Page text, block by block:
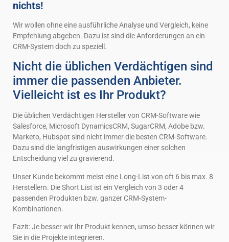
nichts!
Wir wollen ohne eine ausführliche Analyse und Vergleich, keine
Empfehlung abgeben. Dazu ist sind die Anforderungen an ein
CRM-System doch zu speziell.
Nicht die üblichen Verdächtigen sind
immer die passenden Anbieter.
Vielleicht ist es Ihr Produkt?
Die üblichen Verdächtigen Hersteller von CRM-Software wie
Salesforce, Microsoft DynamicsCRM, SugarCRM, Adobe bzw.
Marketo, Hubspot sind nicht immer die besten CRM-Software.
Dazu sind die langfristigen auswirkungen einer solchen
Entscheidung viel zu gravierend.
Unser Kunde bekommt meist eine Long-List von oft 6 bis max. 8
Herstellern. Die Short List ist ein Vergleich von 3 oder 4
passenden Produkten bzw. ganzer CRM-System-
Kombinationen.
Fazit: Je besser wir Ihr Produkt kennen, umso besser können wir
Sie in die Projekte integrieren.